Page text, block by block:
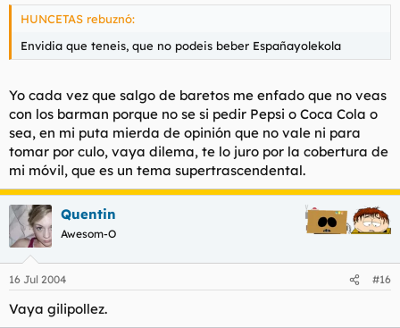
HUNCETAS rebuznó:
Envidia que teneis, que no podeis beber Españayolekola
Yo cada vez que salgo de baretos me enfado que no veas
con los barman porque no se si pedir Pepsi o Coca Cola o
sea, en mi puta mierda de opinión que no vale ni para
tomar por culo, vaya dilema, te lo juro por la cobertura de
mi móvil, que es un tema supertrascendental.
Quentin
Awesom-O
16 Jul 2004 #16
Vaya gilipollez.